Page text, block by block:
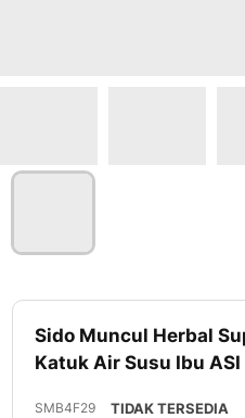
Sido Muncul Herbal
Katuk Air Susu Ibu ASI
SMB4F29 TIDAK TERSEDIA
Lewati
awal
galeri